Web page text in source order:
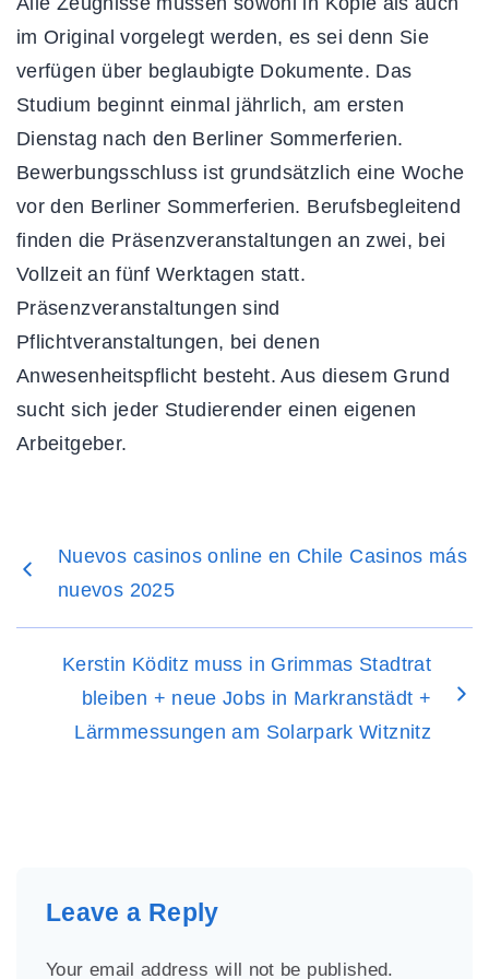
im Original vorgelegt werden, es sei denn Sie
verfügen über beglaubigte Dokumente. Das
Studium beginnt einmal jährlich, am ersten
Dienstag nach den Berliner Sommerferien.
Bewerbungsschluss ist grundsätzlich eine Woche
vor den Berliner Sommerferien. Berufsbegleitend
finden die Präsenzveranstaltungen an zwei, bei
Vollzeit an fünf Werktagen statt.
Präsenzveranstaltungen sind
Pflichtveranstaltungen, bei denen
Anwesenheitspflicht besteht. Aus diesem Grund
sucht sich jeder Studierender einen eigenen
Arbeitgeber.
Nuevos casinos online en Chile Casinos más
nuevos 2025
Kerstin Köditz muss in Grimmas Stadtrat
bleiben + neue Jobs in Markranstädt +
Lärmmessungen am Solarpark Witznitz
Leave a Reply
Your email address will not be published.